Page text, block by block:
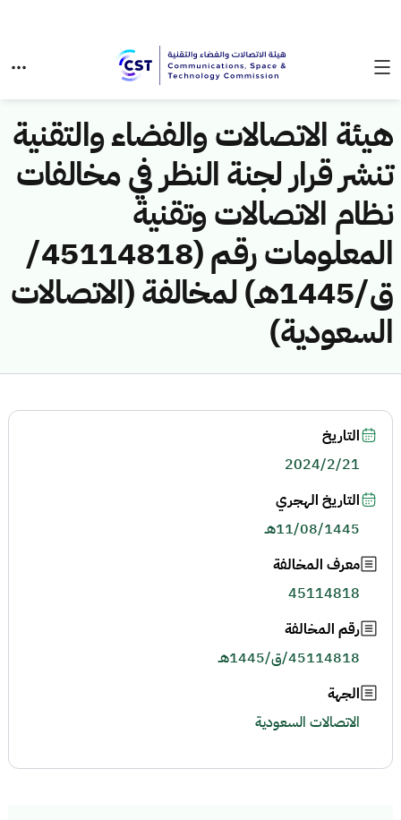
هيئة الاتصالات والفضاء والتقنية
تنشر قرار لجنة النظر في مخالفات
نظام الاتصالات وتقنية
المعلومات رقم (45114818/
ق/1445هـ) لمخالفة (الاتصالات
السعودية)
التاريخ
2024/2/21
التاريخ الهجري
11/08/1445هـ
معرف المخالفة
45114818
رقم المخالفة
45114818/ق/1445هـ
الجهة
الاتصالات السعودية